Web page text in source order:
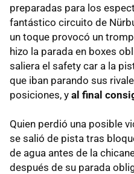
preparadas para los
fantástico circuito de
un toque provocó un
hizo la parada en boxes
saliera el safety car a la
que iban parando sus
posiciones, y al final
Quien perdió una posible
se salió de pista tras
de agua antes de la
después de su parada